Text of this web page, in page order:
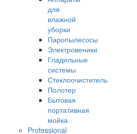
для
влажной
уборки
Паропылесосы
Электровеники
Гладильные
системы
Стеклоочиститель
Полотер
Бытовая
портативная
мойка
Professional